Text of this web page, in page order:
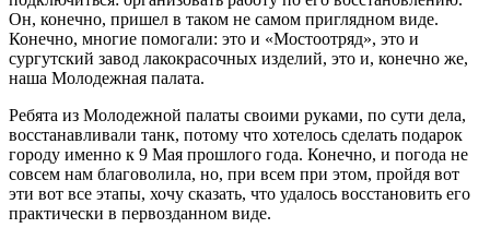
Он, конечно, пришел в таком не самом приглядном виде.
Конечно, многие помогали: это и «Мостоотряд», это и
сургутский завод лакокрасочных изделий, это и, конечно же,
наша Молодежная палата.
Ребята из Молодежной палаты своими руками, по сути дела,
восстанавливали танк, потому что хотелось сделать подарок
городу именно к 9 Мая прошлого года. Конечно, и погода не
совсем нам благоволила, но, при всем при этом, пройдя вот
эти вот все этапы, хочу сказать, что удалось восстановить его
практически в первозданном виде.